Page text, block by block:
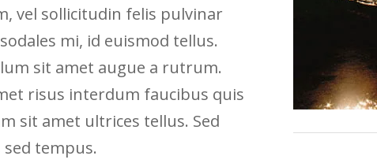
vel sollicitudin felis pulvinar
mi, id euismod tellus.
sit amet augue a rutrum.
risus interdum faucibus quis
sit amet ultrices tellus. Sed
tempus.